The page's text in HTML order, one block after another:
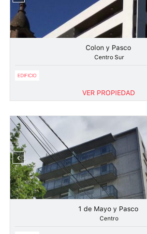
Colon y Pasco
Centro Sur
EDIFICIO
VER PROPIEDAD
‹
1 de Mayo y Pasco
Centro